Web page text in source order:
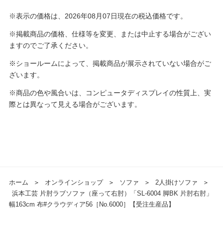
※表示の価格は、2026年08月07日現在の税込価格です。
※掲載商品の価格、仕様等を変更、または中止する場合がござい
ますのでご了承ください。
※ショールームによって、掲載商品が展示されていない場合がご
ざいます。
※商品の色や風合いは、コンピュータディスプレイの性質上、実
際とは異なって見える場合がございます。
ホーム ＞ オンラインショップ ＞ ソファ ＞ 2人掛けソファ
＞
浜本工芸 片肘ラブソファ（座って右肘）「SL-6004 脚BK 片肘右肘」
幅163cm 布#クラウディア56［No.6000］【受注生産品】